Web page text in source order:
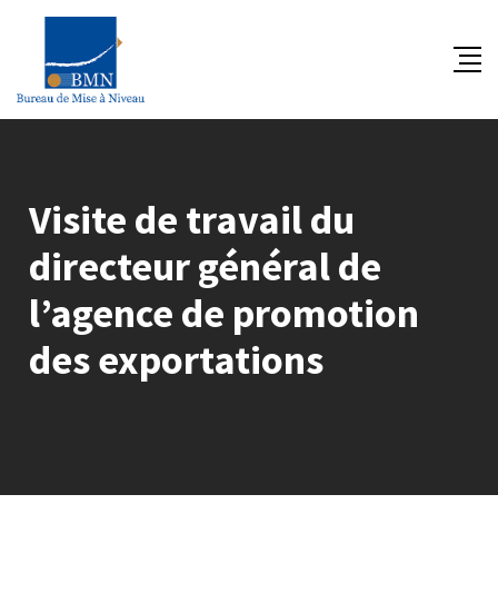
content
Visite de travail du
directeur général de
l’agence de promotion
des exportations